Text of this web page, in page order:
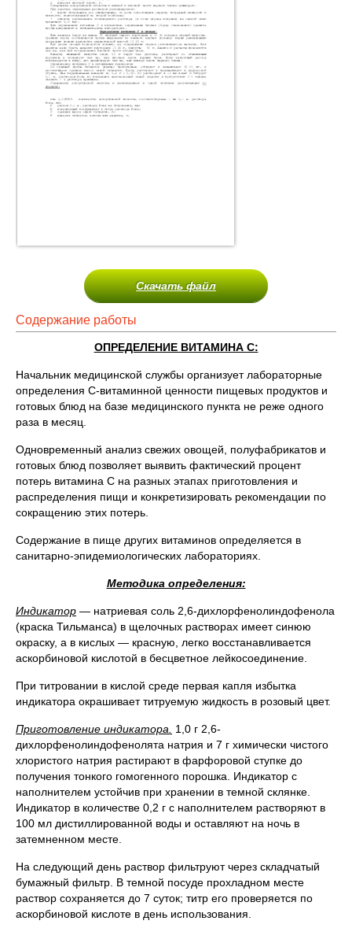
Скачать файл
Содержание работы
ОПРЕДЕЛЕНИЕ ВИТАМИНА С:
Начальник медицинской службы организует лабораторные
определения С-витаминной ценности пищевых продуктов и
готовых блюд на базе медицинского пункта не реже одного
раза в месяц.
Одновременный анализ свежих овощей, полуфабрикатов и
готовых блюд позволяет выявить фактический процент
потерь витамина С на разных этапах приготовления и
распределения пищи и конкретизировать рекомендации по
сокращению этих потерь.
Содержание в пище других витаминов определяется в
санитарно-эпидемиологических лабораториях.
Методика определения:
Индикатор — натриевая соль 2,6-дихлорфенолиндофенола
(краска Тильманса) в щелочных растворах имеет синюю
окраску, а в кислых — красную, легко восстанавливается
аскорбиновой кислотой в бесцветное лейкосоединение.
При титровании в кислой среде первая капля избытка
индикатора окрашивает титруемую жидкость в розовый цвет.
Приготовление индикатора.
1,0 г 2,6-
дихлорфенолиндофенолята натрия и 7 г химически чистого
хлористого натрия растирают в фарфоровой ступке до
получения тонкого гомогенного порошка. Индикатор с
наполнителем устойчив при хранении в темной склянке.
Индикатор в количестве 0,2 г с наполнителем растворяют в
100 мл дистиллированной воды и оставляют на ночь в
затемненном месте.
На следующий день раствор фильтруют через складчатый
бумажный фильтр. В темной посуде прохладном месте
раствор сохраняется до 7 суток; титр его проверяется по
аскорбиновой кислоте в день использования.